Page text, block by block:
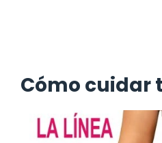
Cómo cuidar